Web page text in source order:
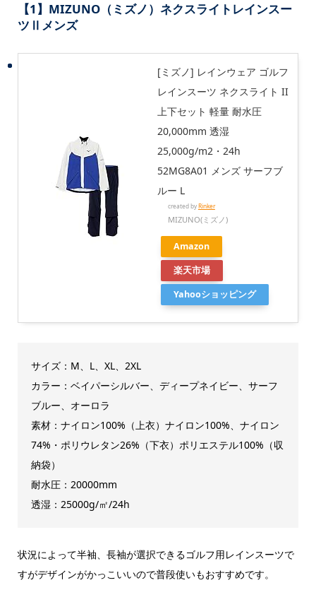
【1】MIZUNO（ミズノ）ネクスライトレインスー
ツⅡメンズ
[ミズノ] レインウェア ゴルフ
レインスーツ ネクスライト II
上下セット 軽量 耐水圧
20,000mm 透湿
25,000g/m2・24h
52MG8A01 メンズ サーフブ
ルー L
created byRinker
MIZUNO(ミズノ)
Amazon
楽天市場
Yahooショッピング
サイズ：M、L、XL、2XL
カラー：ベイパーシルバー、ディープネイビー、サーフ
ブルー、オーロラ
素材：ナイロン100%（上衣）ナイロン100%、ナイロン
74%・ポリウレタン26%（下衣）ポリエステル100%（収
納袋）
耐水圧：20000mm
透湿：25000g/㎡/24h
状況によって半袖、長袖が選択できるゴルフ用レインスーツで
すがデザインがかっこいいので普段使いもおすすめです。